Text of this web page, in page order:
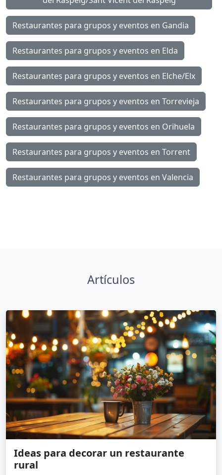
Restaurantes para grupos y eventos en Gandia
Restaurantes para grupos y eventos en Elda
Restaurantes para grupos y eventos en Elche/Elx
Restaurantes para grupos y eventos en Torrevieja
Restaurantes para grupos y eventos en Orihuela
Restaurantes para grupos y eventos en Torrent
Restaurantes para grupos y eventos en Valencia
Artículos
Ideas para decorar un restaurante
rural